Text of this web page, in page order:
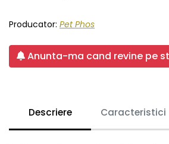
Producator: Pet Phos
Anunta-ma cand revine pe
Descriere Caracteristici